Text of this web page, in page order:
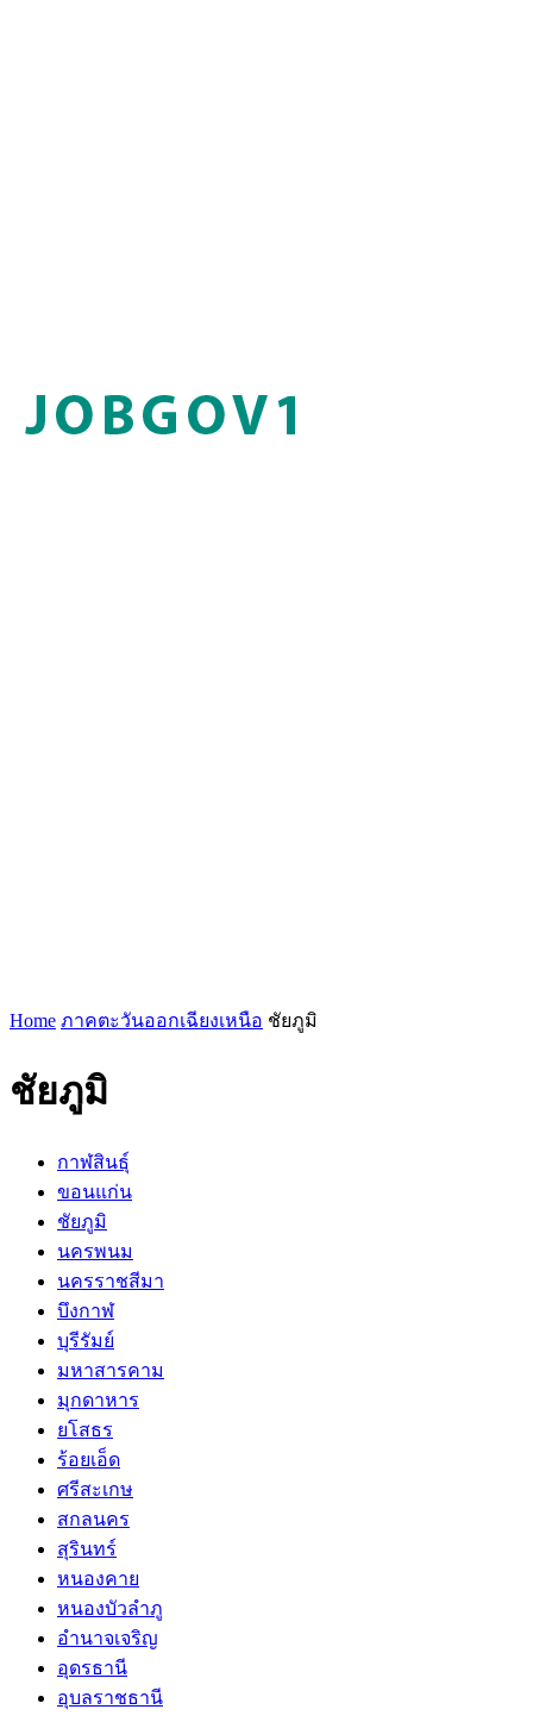
Home ภาคตะวันออกเฉียงเหนือ ชัยภูมิ
ชัยภูมิ
กาฬสินธุ์
ขอนแก่น
ชัยภูมิ
นครพนม
นครราชสีมา
บึงกาฬ
บุรีรัมย์
มหาสารคาม
มุกดาหาร
ยโสธร
ร้อยเอ็ด
ศรีสะเกษ
สกลนคร
สุรินทร์
หนองคาย
หนองบัวลำภู
อำนาจเจริญ
อุดรธานี
อุบลราชธานี